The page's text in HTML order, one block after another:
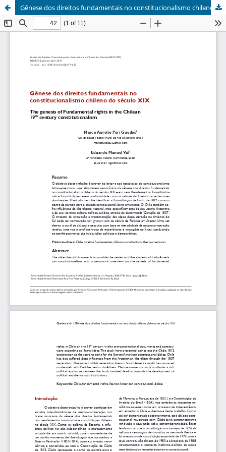
Gênese dos direitos fundamentais no constitucionalismo chileno do século XIX